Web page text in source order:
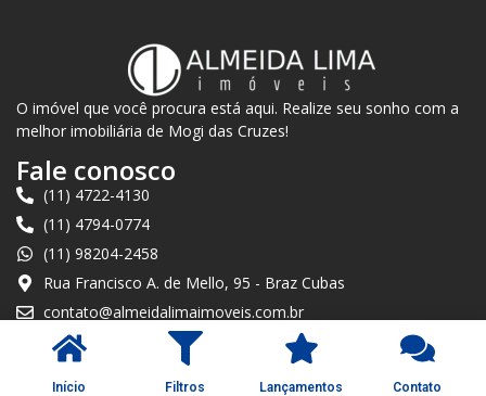
O imóvel que você procura está aqui. Realize seu sonho com a
melhor imobiliária de Mogi das Cruzes!
Fale conosco
(11) 4722-4130
(11) 4794-0774
(11) 98204-2458
Rua Francisco A. de Mello, 95 - Braz Cubas
contato@almeidalimaimoveis.com.br
O que procura?
Alugar imóvel
Início Filtros Lançamentos Contato